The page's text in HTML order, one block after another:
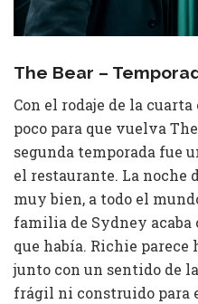
The Bear –
Con el rodaje de la
poco para que vuelva
segunda temporada fue
el restaurante. La noche
muy bien, a todo el
familia de Sydney acaba
que había. Richie parece
junto con un sentido de
frágil ni construido para